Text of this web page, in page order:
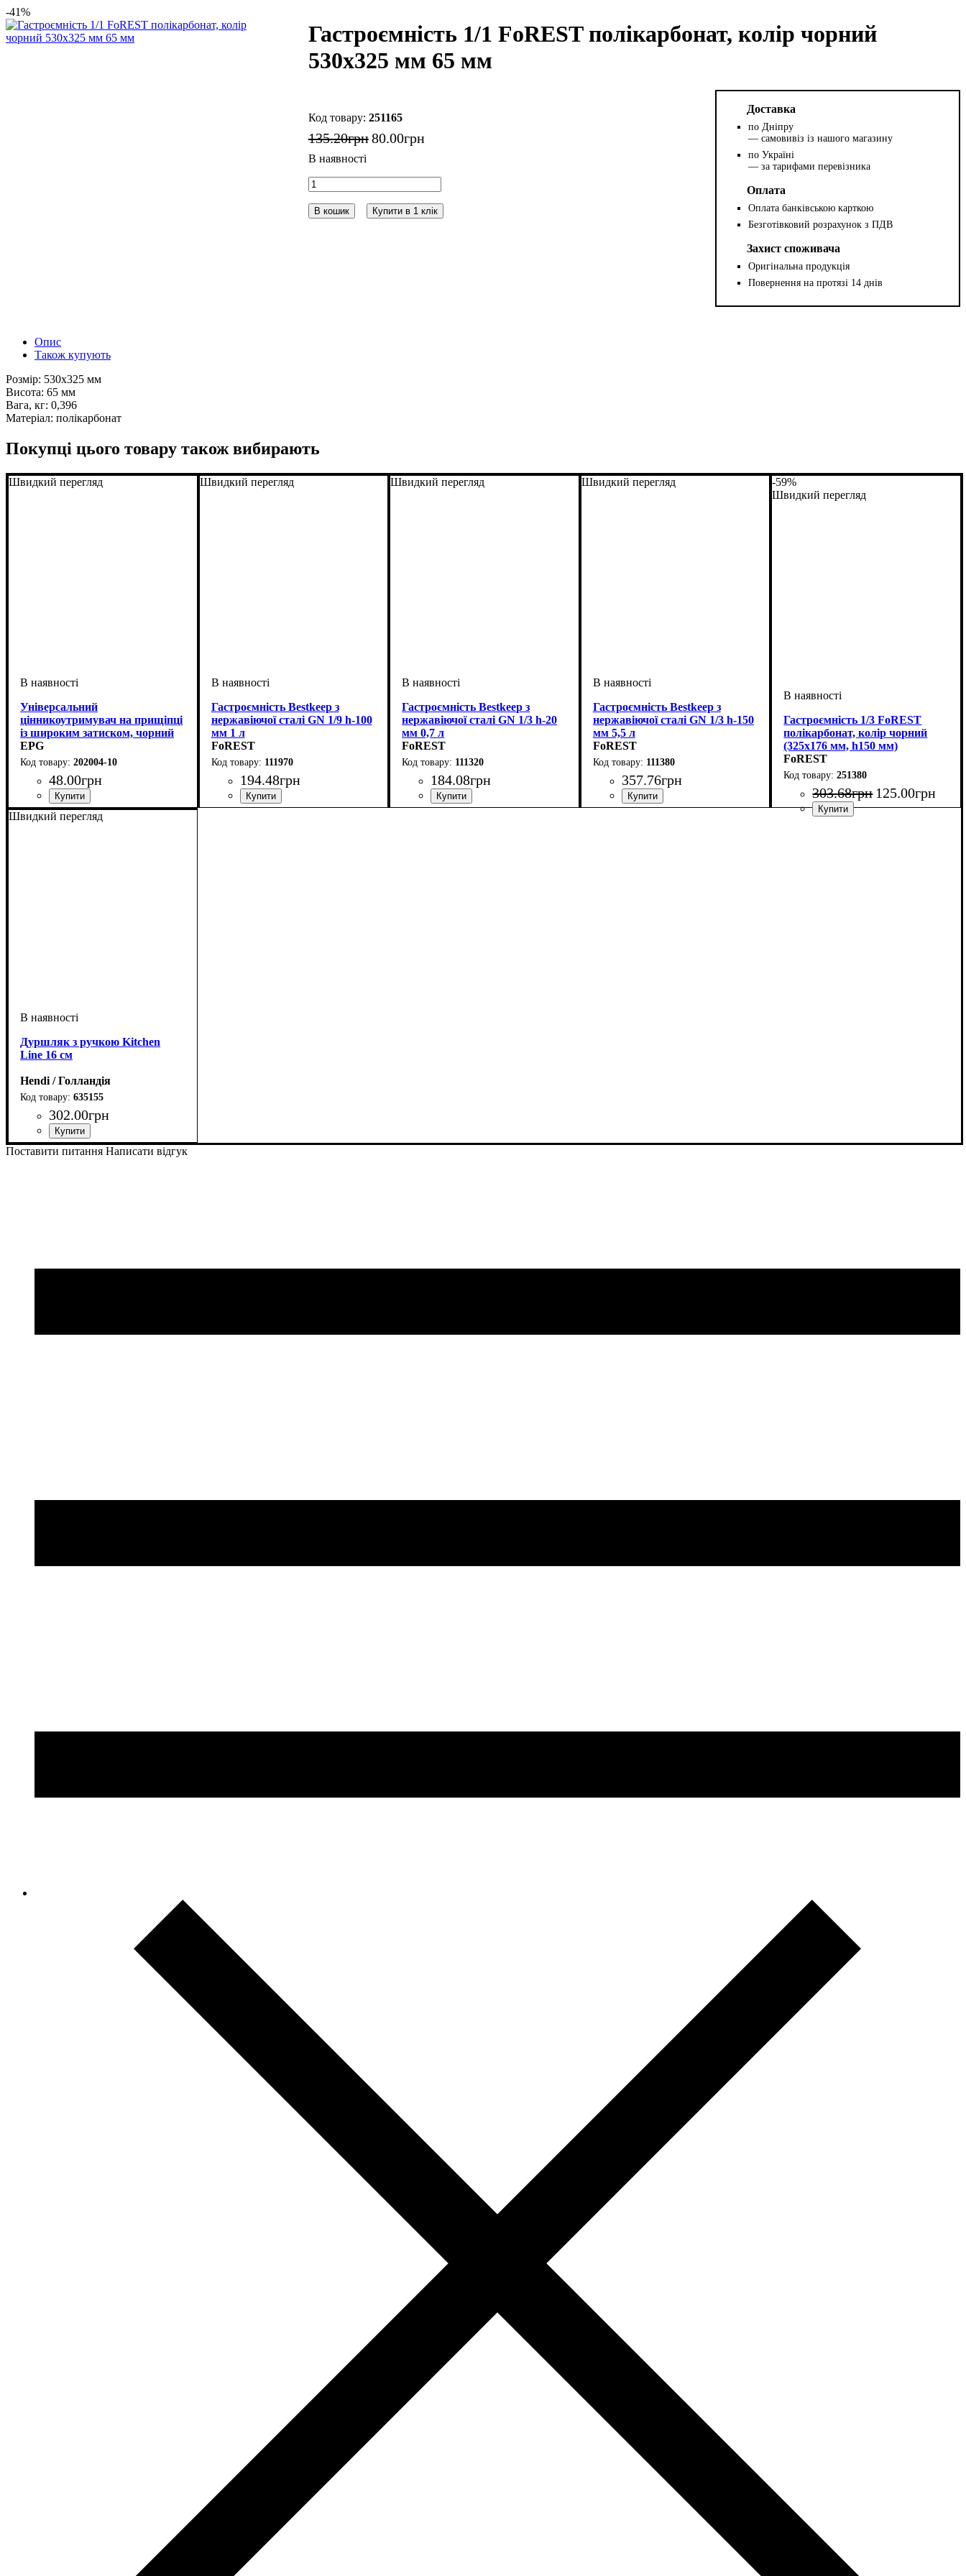
-41%
Гастроємність 1/1 FoREST полікарбонат, колір чорний
530x325 мм 65 мм
251165
135.20грн80.00грн
В кошик Купити в 1 клік
Доставка
по Дніпру
— самовивіз із нашого магазину
по Україні
— за тарифами перевізника
Оплата
Оплата банківською карткою
Безготівковий розрахунок з ПДВ
Захист споживача
Оригінальна продукція
Повернення на протязі 14 днів
Опис
Також купують
Розмір: 530x325 мм
Висота: 65 мм
Вага, кг: 0,396
Матеріал: полікарбонат
Покупці цього товару також вибирають
Швидкий перегляд
Універсальний
цінникоутримувач на прищіпці
із широким затиском, чорний
EPG
202004-10
48.00грн
Швидкий перегляд
Гастроємність Bestkeep з
нержавіючої сталі GN 1/9 h-100
мм 1 л
FoREST
111970
194.48грн
Швидкий перегляд
Гастроємність Bestkeep з
нержавіючої сталі GN 1/3 h-20
мм 0,7 л
FoREST
111320
184.08грн
Швидкий перегляд
Гастроємність Bestkeep з
нержавіючої сталі GN 1/3 h-150
мм 5,5 л
FoREST
111380
357.76грн
-59%
Швидкий перегляд
Гастроємність 1/3 FoREST
полікарбонат, колір чорний
(325х176 мм, h150 мм)
FoREST
251380
303.68грн 125.00грн
Швидкий перегляд
Дуршляк з ручкою Kitchen
Line 16 см
Hendi / Голландія
635155
302.00грн
Поставити питання Написати відгук